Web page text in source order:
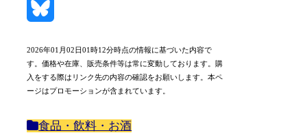
Mastodon
2026年01月02日01時12分時点の情報に基づいた内容で
す。価格や在庫、販売条件等は常に変動しております。購
入をする際はリンク先の内容の確認をお願いします。本ペ
ージはプロモーションが含まれています。
食品・飲料・お酒